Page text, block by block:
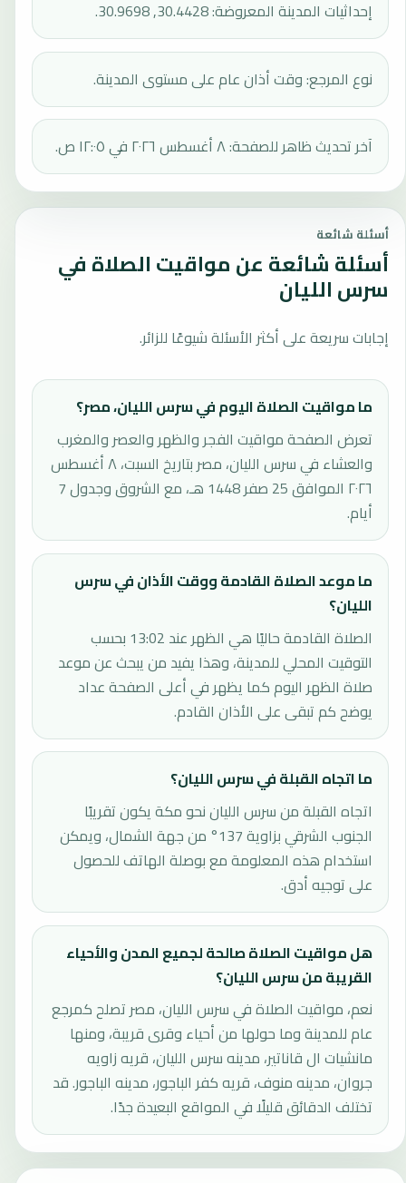
إحداثيات المدينة المعروضة: 30.4428, 30.9698.
نوع المرجع: وقت أذان عام على مستوى المدينة.
آخر تحديث ظاهر للصفحة: ٨ أغسطس ٢٠٢٦ في ١٢:٠٥ ص.
أسئلة شائعة
أسئلة شائعة عن مواقيت الصلاة في
سرس الليان
إجابات سريعة على أكثر الأسئلة شيوعًا للزائر.
ما مواقيت الصلاة اليوم في سرس الليان، مصر؟
تعرض الصفحة مواقيت الفجر والظهر والعصر والمغرب
والعشاء في سرس الليان، مصر بتاريخ السبت، ٨ أغسطس
٢٠٢٦ الموافق 25 صفر 1448 هـ، مع الشروق وجدول 7
أيام.
ما موعد الصلاة القادمة ووقت الأذان في سرس
الليان؟
الصلاة القادمة حاليًا هي الظهر عند 13:02 بحسب
التوقيت المحلي للمدينة، وهذا يفيد من يبحث عن موعد
صلاة الظهر اليوم كما يظهر في أعلى الصفحة عداد
يوضح كم تبقى على الأذان القادم.
ما اتجاه القبلة في سرس الليان؟
اتجاه القبلة من سرس الليان نحو مكة يكون تقريبًا
الجنوب الشرقي بزاوية 137° من جهة الشمال، ويمكن
استخدام هذه المعلومة مع بوصلة الهاتف للحصول
على توجيه أدق.
هل مواقيت الصلاة صالحة لجميع المدن والأحياء
القريبة من سرس الليان؟
نعم، مواقيت الصلاة في سرس الليان، مصر تصلح كمرجع
عام للمدينة وما حولها من أحياء وقرى قريبة، ومنها
مانشيات ال قاناتير، مدينه سرس الليان، قريه زاويه
جروان، مدينه منوف، قريه كفر الباجور، مدينه الباجور. قد
تختلف الدقائق قليلًا في المواقع البعيدة جدًا.